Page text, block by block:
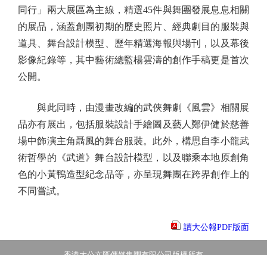
同行」兩大展區為主線，精選45件與舞團發展息息相關
的展品，涵蓋創團初期的歷史照片、經典劇目的服裝與
道具、舞台設計模型、歷年精選海報與場刊，以及幕後
影像紀錄等，其中藝術總監楊雲濤的創作手稿更是首次
公開。
與此同時，由漫畫改編的武俠舞劇《風雲》相關展
品亦有展出，包括服裝設計手繪圖及藝人鄭伊健於慈善
場中飾演主角聶風的舞台服裝。此外，構思自李小龍武
術哲學的《武道》舞台設計模型，以及聯乘本地原創角
色的小黃鴨造型紀念品等，亦呈現舞團在跨界創作上的
不同嘗試。
讀大公報PDF版面